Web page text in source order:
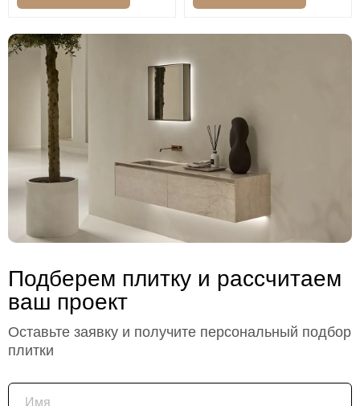
Подберем плитку и рассчитаем
ваш проект
Оставьте заявку и получите персональный подбор
плитки
Имя